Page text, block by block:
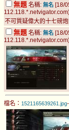
無題 名稱: 無名 [18/
不可質疑偉大的十七磅炮
無題 名稱: 無名 [18/
檔名： 1521165639261.jpg